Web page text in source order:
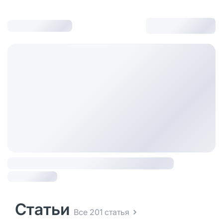
Статьи Все 201 статья